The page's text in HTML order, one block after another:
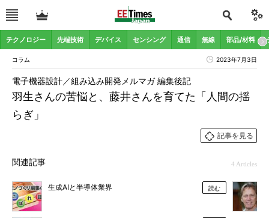
テクノロジー 先端技術 デバイス センシング 通信 無線 部品/材料
コラム 2023年7月3日
羽生さんの苦悩と、藤井さんを育てた「人間の揺
らぎ」
電子機器設計／組み込み開発メルマガ 編集後記
記事を見る
関連記事 4 Articles
生成AIと半導体業界 読む